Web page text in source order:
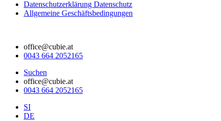
Datenschutzerklärung Datenschutz
Allgemeine Geschäftsbedingungen
office@cubie.at
0043 664 2052165
Suchen
office@cubie.at
0043 664 2052165
SI
DE